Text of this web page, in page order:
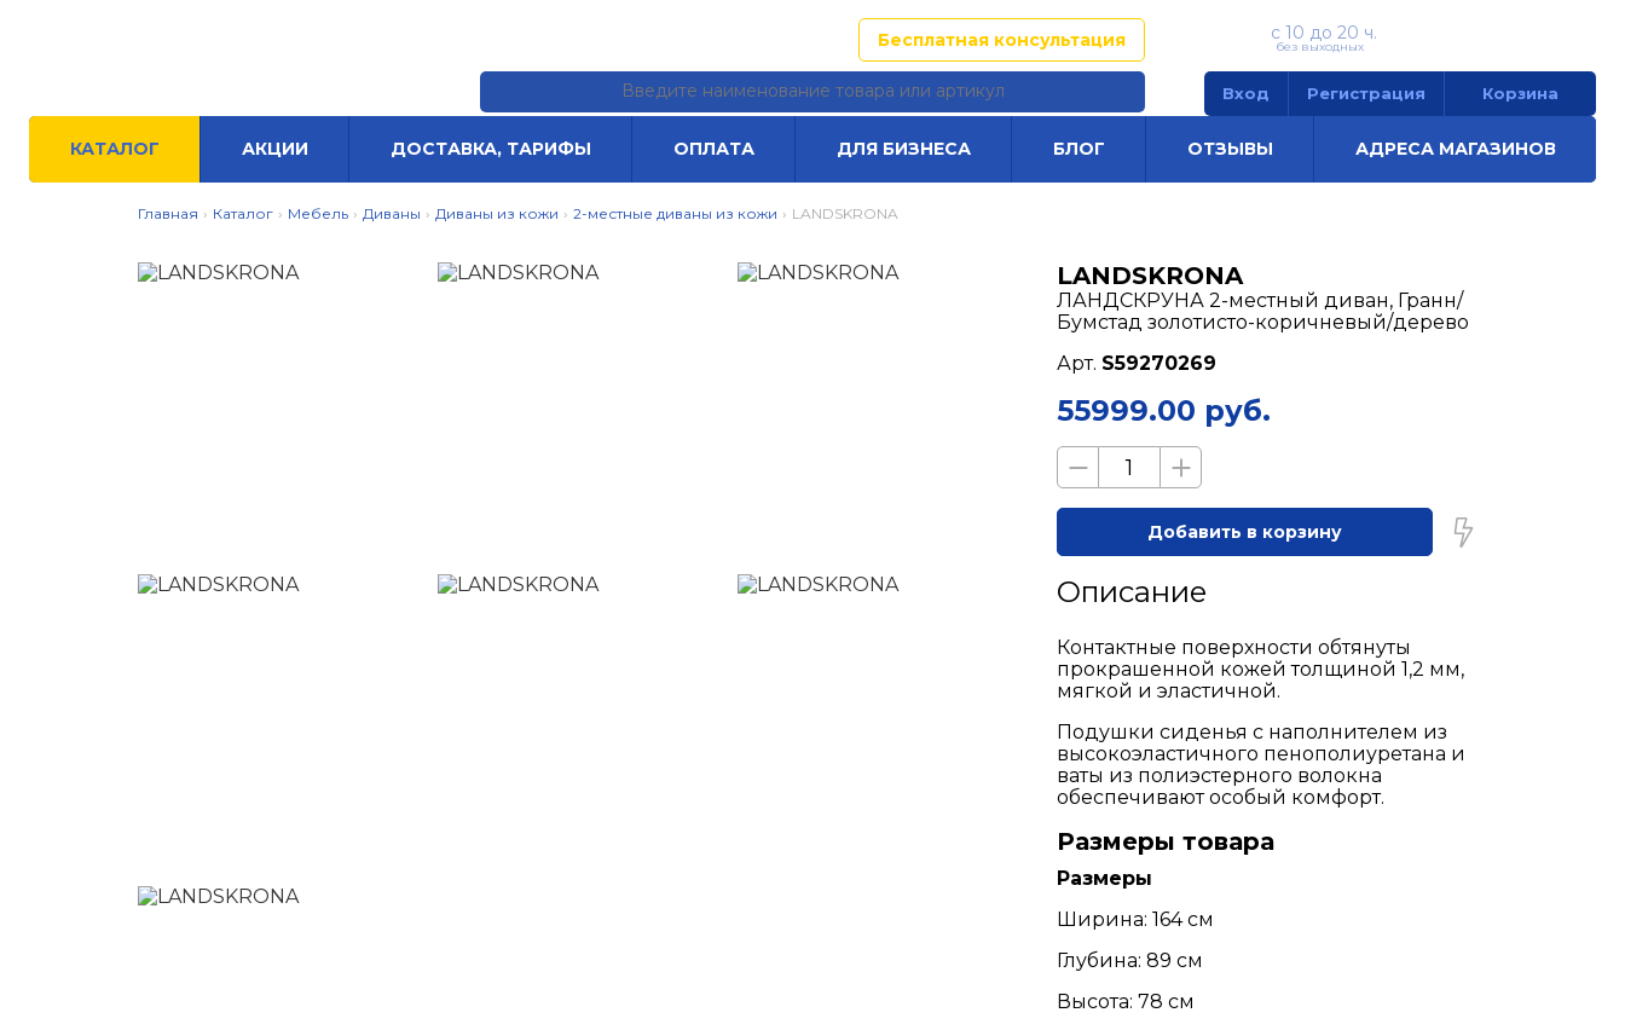
Бесплатная консультация с 10 до 20 ч.
без выходных
Вход Регистрация Корзина
КАТАЛОГ АКЦИИ ДОСТАВКА, ТАРИФЫ ОПЛАТА ДЛЯ БИЗНЕСА БЛОГ ОТЗЫВЫ АДРЕСА МАГАЗИНОВ
Главная › Каталог › Мебель › Диваны › Диваны из кожи › 2-местные диваны из кожи › LANDSKRONA
LANDSKRONA
ЛАНДСКРУНА 2-местный диван, Гранн/
Бумстад золотисто-коричневый/дерево
Арт. S59270269
55999.00 руб.
Добавить в корзину
Описание
Контактные поверхности обтянуты
прокрашенной кожей толщиной 1,2 мм,
мягкой и эластичной.
Подушки сиденья с наполнителем из
высокоэластичного пенополиуретана и
ваты из полиэстерного волокна
обеспечивают особый комфорт.
Размеры товара
Размеры
Ширина: 164 см
Глубина: 89 см
Высота: 78 см